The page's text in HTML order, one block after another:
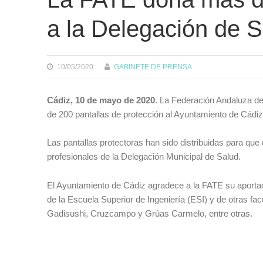
a la Delegación de
10/05/2020 GABINETE DE PRENSA
Cádiz, 10 de mayo de 2020. La Federación Andaluza
de 200 pantallas de protección al Ayuntamiento de
Las pantallas protectoras han sido distribuidas para
profesionales de la Delegación Municipal de Salud.
El Ayuntamiento de Cádiz agradece a la FATE su
de la Escuela Superior de Ingeniería (ESI) y de otras
Gadisushi, Cruzcampo y Grúas Carmelo, entre otras.